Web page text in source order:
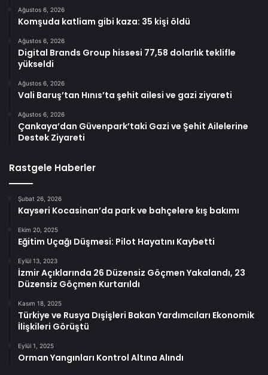
Ağustos 6, 2026
Komşuda katliam gibi kaza: 35 kişi öldü
Ağustos 6, 2026
Digital Brands Group hissesi 77,58 dolarlık teklifle
yükseldi
Ağustos 6, 2026
Vali Baruş’tan Hınıs’ta şehit ailesi ve gazi ziyareti
Ağustos 6, 2026
Çankaya’dan Güvenpark’taki Gazi ve Şehit Ailelerine
Destek Ziyareti
Rastgele Haberler
Şubat 26, 2026
Kayseri Kocasinan’da park ve bahçelere kış bakımı
Ekim 20, 2025
Eğitim Uçağı Düşmesi: Pilot Hayatını Kaybetti
Eylül 13, 2023
İzmir Açıklarında 26 Düzensiz Göçmen Yakalandı, 23
Düzensiz Göçmen Kurtarıldı
Kasım 18, 2025
Türkiye ve Rusya Dışişleri Bakan Yardımcıları Ekonomik
İlişkileri Görüştü
Eylül 1, 2025
Orman Yangınları Kontrol Altına Alındı